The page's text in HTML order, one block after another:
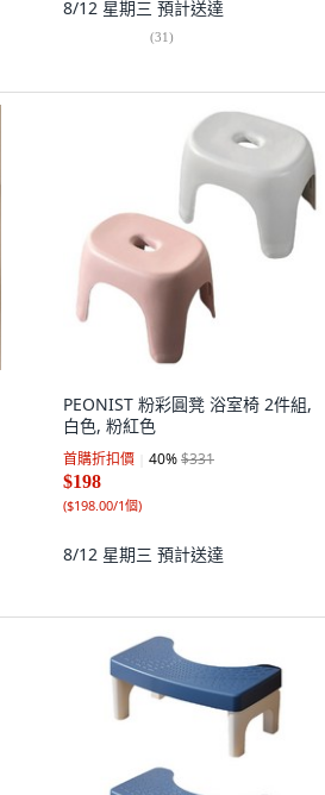
8/12 星期三 預計送達
(31)
PEONIST 粉彩圓凳 浴室椅 2件組,
白色, 粉紅色
首購折扣價 40%$331
$198
($198.00/1個)
8/12 星期三 預計送達